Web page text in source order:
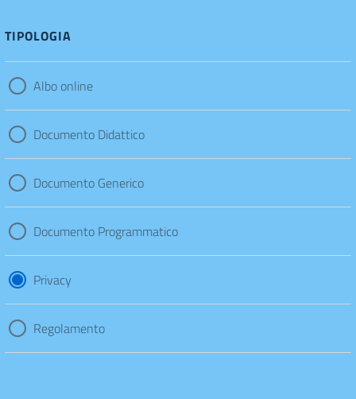
TIPOLOGIA
Albo online
Documento Didattico
Documento Generico
Documento Programmatico
Privacy
Regolamento